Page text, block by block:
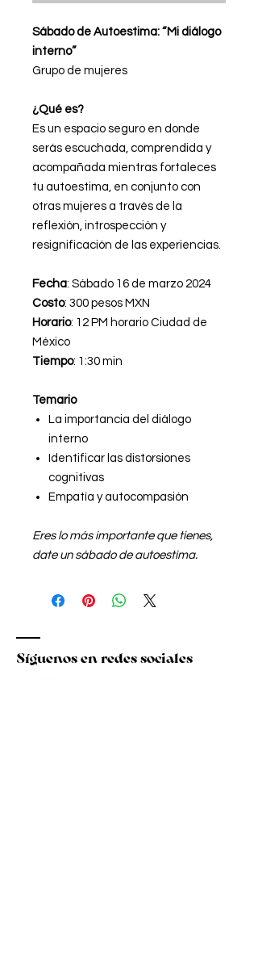
Sábado de Autoestima: “Mi diálogo
interno”
Grupo de mujeres
¿Qué es?
Es un espacio seguro en donde
serás escuchada, comprendida y
acompañada mientras fortaleces
tu autoestima, en conjunto con
otras mujeres a través de la
reflexión, introspección y
resignificación de las experiencias.
Fecha: Sábado 16 de marzo 2024
Costo: 300 pesos MXN
Horario: 12 PM horario Ciudad de
México
Tiempo: 1:30 min
Temario
La importancia del diálogo
interno
Identificar las distorsiones
cognitivas
Empatía y autocompasión
Eres lo más importante que tienes,
date un sábado de autoestima.
Síguenos en redes sociales